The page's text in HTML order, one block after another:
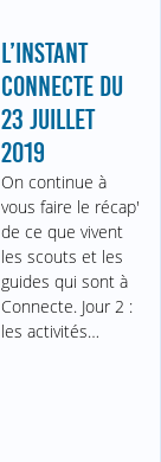
L’INSTANT
CONNECTE DU
23 JUILLET
2019
On continue à
vous faire le récap'
de ce que vivent
les scouts et les
guides qui sont à
Connecte. Jour 2 :
les activités…